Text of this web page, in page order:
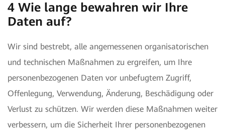
4 Wie lange bewahren wir Ihre
Daten auf?
Wir sind bestrebt, alle angemessenen organisatorischen
und technischen Maßnahmen zu ergreifen, um Ihre
personenbezogenen Daten vor unbefugtem Zugriff,
Offenlegung, Verwendung, Änderung, Beschädigung oder
Verlust zu schützen. Wir werden diese Maßnahmen weiter
verbessern, um die Sicherheit Ihrer personenbezogenen